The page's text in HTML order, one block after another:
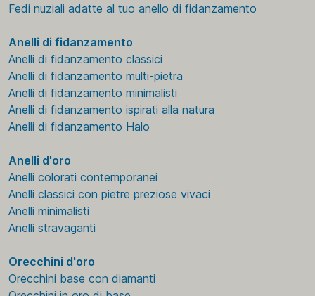
Fedi nuziali adatte al tuo anello di fidanzamento
Anelli di fidanzamento
Anelli di fidanzamento classici
Anelli di fidanzamento multi-pietra
Anelli di fidanzamento minimalisti
Anelli di fidanzamento ispirati alla natura
Anelli di fidanzamento Halo
Anelli d'oro
Anelli colorati contemporanei
Anelli classici con pietre preziose vivaci
Anelli minimalisti
Anelli stravaganti
Orecchini d'oro
Orecchini base con diamanti